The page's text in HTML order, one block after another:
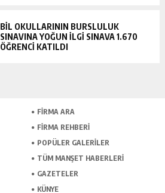
BİL OKULLARININ BURSLULUK
SINAVINA YOĞUN İLGİ SINAVA 1.670
ÖĞRENCİ KATILDI
FİRMA ARA
FİRMA REHBERİ
POPÜLER GALERİLER
TÜM MANŞET HABERLERİ
GAZETELER
KÜNYE